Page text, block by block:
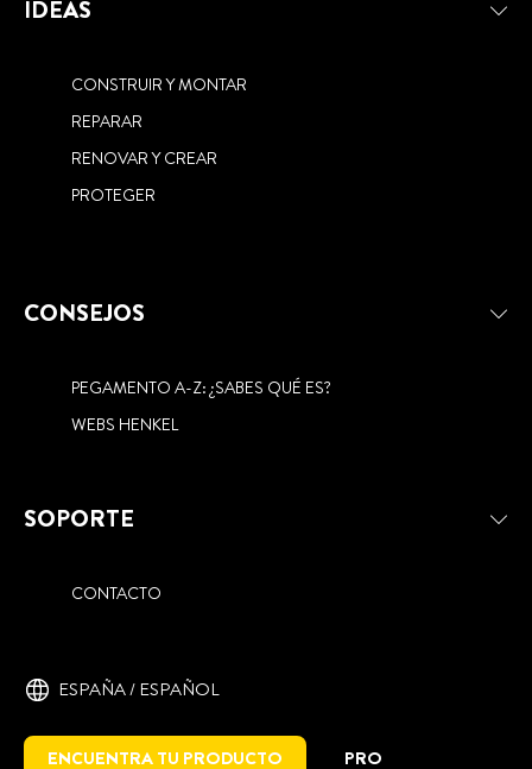
IDEAS
CONSTRUIR Y MONTAR
REPARAR
RENOVAR Y CREAR
PROTEGER
CONSEJOS
PEGAMENTO A-Z: ¿SABES QUÉ ES?
WEBS HENKEL
SOPORTE
CONTACTO
ESPAÑA / ESPAÑOL
ENCUENTRA TU PRODUCTO PRO